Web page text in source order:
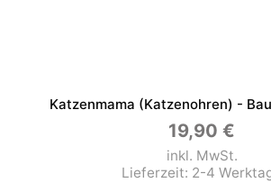
Katzenmama (Katzenohren) -
19,90 €
inkl. MwSt.
Lieferzeit: 2-4